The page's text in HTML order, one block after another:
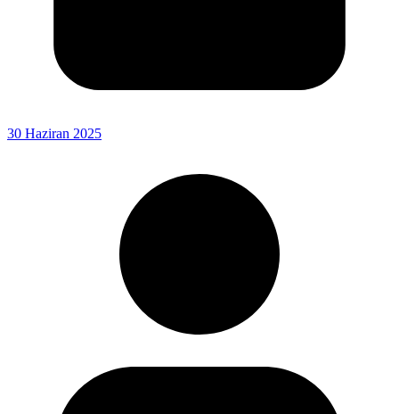
30 Haziran 2025